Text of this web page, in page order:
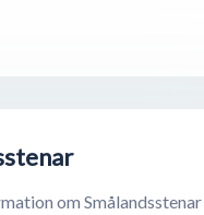
om Smålandsstenar